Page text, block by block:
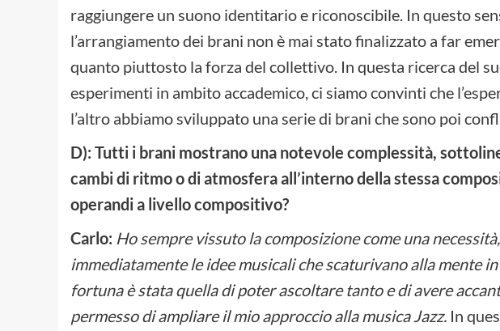
raggiungere un suono identitario e riconoscibile. In questo
l’arrangiamento dei brani non è mai stato finalizzato a far
quanto piuttosto la forza del collettivo. In questa ricerca del
esperimenti in ambito accademico, ci siamo convinti che
l’altro abbiamo sviluppato una serie di brani che sono poi
D): Tutti i brani mostrano una notevole complessità,
cambi di ritmo o di atmosfera all’interno della stessa
operandi a livello compositivo?
Carlo: Ho sempre vissuto la composizione come una
immediatamente le idee musicali che scaturivano alla mente
fortuna è stata quella di poter ascoltare tanto e di avere
permesso di ampliare il mio approccio alla musica Jazz. In